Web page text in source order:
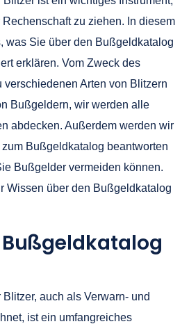
zu ziehen. In diesem
was Sie über den Bußgeldkatalog
erklären. Vom Zweck des
Arten von Blitzern
Bußgeldern, wir werden alle
abdecken. Außerdem werden wir
Bußgeldkatalog beantworten
Bußgelder vermeiden können.
Wissen über den Bußgeldkatalog
auch als Verwarn- und
ist ein umfangreiches